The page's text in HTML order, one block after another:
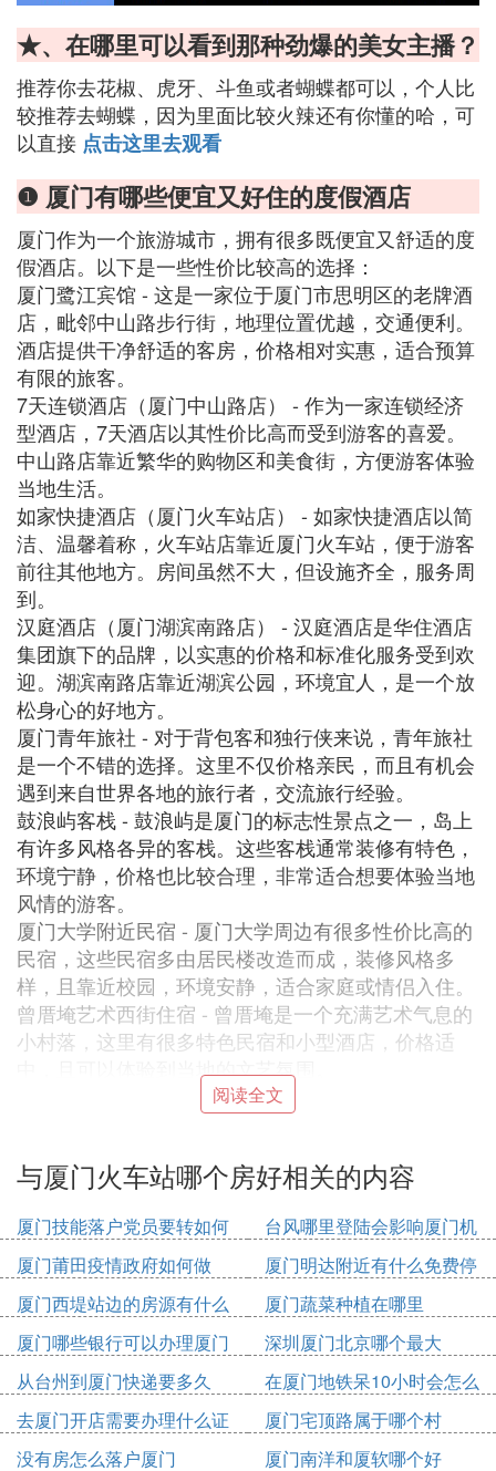
★、在哪里可以看到那种劲爆的美女主播？
推荐你去花椒、虎牙、斗鱼或者蝴蝶都可以，个人比
较推荐去蝴蝶，因为里面比较火辣还有你懂的哈，可
以直接 点击这里去观看
❶ 厦门有哪些便宜又好住的度假酒店
厦门作为一个旅游城市，拥有很多既便宜又舒适的度
假酒店。以下是一些性价比较高的选择：
厦门鹭江宾馆 - 这是一家位于厦门市思明区的老牌酒
店，毗邻中山路步行街，地理位置优越，交通便利。
酒店提供干净舒适的客房，价格相对实惠，适合预算
有限的旅客。
7天连锁酒店（厦门中山路店） - 作为一家连锁经济
型酒店，7天酒店以其性价比高而受到游客的喜爱。
中山路店靠近繁华的购物区和美食街，方便游客体验
当地生活。
如家快捷酒店（厦门火车站店） - 如家快捷酒店以简
洁、温馨着称，火车站店靠近厦门火车站，便于游客
前往其他地方。房间虽然不大，但设施齐全，服务周
到。
汉庭酒店（厦门湖滨南路店） - 汉庭酒店是华住酒店
集团旗下的品牌，以实惠的价格和标准化服务受到欢
迎。湖滨南路店靠近湖滨公园，环境宜人，是一个放
松身心的好地方。
厦门青年旅社 - 对于背包客和独行侠来说，青年旅社
是一个不错的选择。这里不仅价格亲民，而且有机会
遇到来自世界各地的旅行者，交流旅行经验。
鼓浪屿客栈 - 鼓浪屿是厦门的标志性景点之一，岛上
有许多风格各异的客栈。这些客栈通常装修有特色，
环境宁静，价格也比较合理，非常适合想要体验当地
风情的游客。
厦门大学附近民宿 - 厦门大学周边有很多性价比高的
民宿，这些民宿多由居民楼改造而成，装修风格多
样，且靠近校园，环境安静，适合家庭或情侣入住。
曾厝埯艺术西街住宿 - 曾厝埯是一个充满艺术气息的
小村落，这里有很多特色民宿和小型酒店，价格适
中，且可以体验到当地的文艺氛围。
选择度假酒店时，除了考虑价格因素，还应考虑地理
位置、交通便利性、周边环境和个人需求等。建议在
以便做出更合适的选择。此外，旅游淡季预订酒店通
❷ 厦门火车站附近酒店哪里比较便宜
您好，根据您的要求，为您查询到以下入住好评率较
高的酒店，请您参考
厦门梦之旅酒店公寓
地址：思明区厦禾路913号（火车站华星大厦26楼
H、L单元）每晚¥138起，使用消费券可以获得返现2
0元。厦门梦之旅酒店公寓是一家温馨的家庭旅馆，
阅读全文
与厦门火车站哪个房好相关的内容
厦门技能落户党员要转如何
办理
台风哪里登陆会影响厦门机
场
厦门莆田疫情政府如何做
厦门明达附近有什么免费停
车位
厦门西堤站边的房源有什么
厦门蔬菜种植在哪里
厦门哪些银行可以办理厦门
市民卡
深圳厦门北京哪个最大
从台州到厦门快递要多久
在厦门地铁呆10小时会怎么
收费
去厦门开店需要办理什么证
件
厦门宅顶路属于哪个村
没有房怎么落户厦门
厦门南洋和厦软哪个好